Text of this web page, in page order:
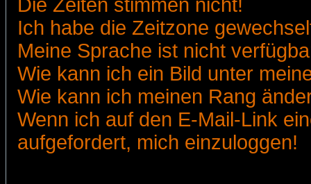
Die Zeiten stimmen nicht!
Ich habe die Zeitzone
Meine Sprache ist nicht
Wie kann ich ein Bild unter
Wie kann ich meinen Rang
Wenn ich auf den E-Mail-Link
aufgefordert, mich einzuloggen!